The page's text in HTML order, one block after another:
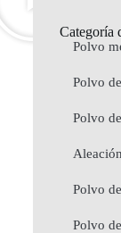
Categoría
Polvo
Polvo
Polvo
Polvo
Polvo